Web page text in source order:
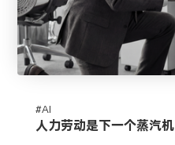
#AI
人力劳动是下一个蒸汽机